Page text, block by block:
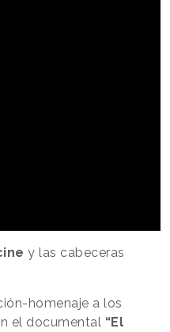
y las cabeceras
homenaje a los
el documental “El